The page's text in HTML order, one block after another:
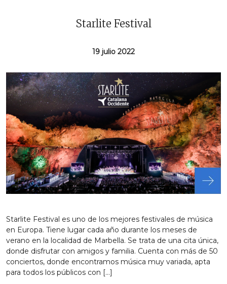
Starlite Festival
19 julio 2022
Starlite Festival es uno de los mejores festivales de música
en Europa. Tiene lugar cada año durante los meses de
verano en la localidad de Marbella. Se trata de una cita única,
donde disfrutar con amigos y familia. Cuenta con más de 50
conciertos, donde encontramos música muy variada, apta
para todos los públicos con […]